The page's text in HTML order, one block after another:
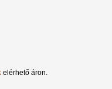
elérhető áron.